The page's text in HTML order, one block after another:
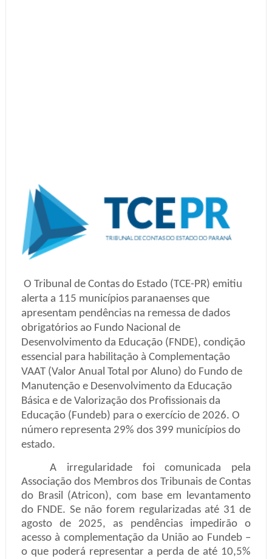
O Tribunal de Contas do Estado (TCE-PR) emitiu
alerta a 115 municípios paranaenses que
apresentam pendências na remessa de dados
obrigatórios ao Fundo Nacional de
Desenvolvimento da Educação (FNDE), condição
essencial para habilitação à Complementação
VAAT (Valor Anual Total por Aluno) do Fundo de
Manutenção e Desenvolvimento da Educação
Básica e de Valorização dos Profissionais da
Educação (Fundeb) para o exercício de 2026. O
número representa 29% dos 399 municípios do
estado.
A irregularidade foi comunicada pela
Associação dos Membros dos Tribunais de Contas
do Brasil (Atricon), com base em levantamento
do FNDE. Se não forem regularizadas até 31 de
agosto de 2025, as pendências impedirão o
acesso à complementação da União ao Fundeb –
o que poderá representar a perda de até 10,5%